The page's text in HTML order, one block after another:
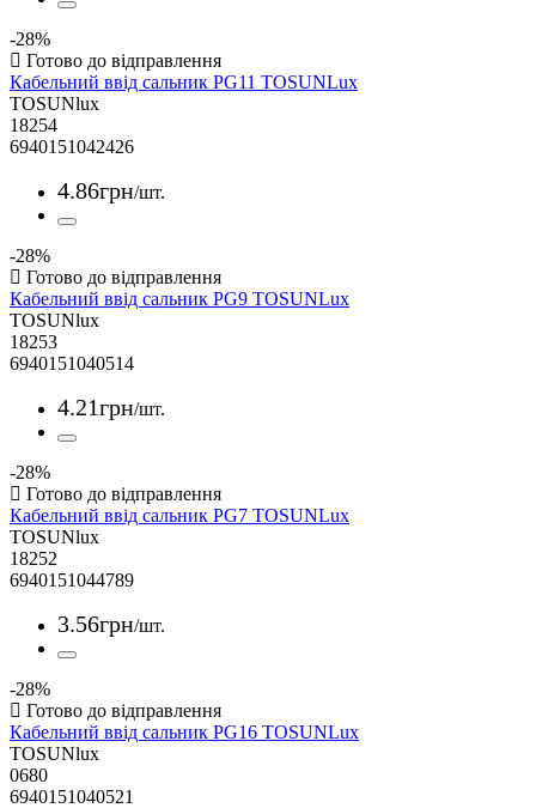
-28%
Кабельний ввід сальник PG11 TOSUNLux
TOSUNlux
18254
6940151042426
4.86грн/шт.
-28%
Кабельний ввід сальник PG9 TOSUNLux
TOSUNlux
18253
6940151040514
4.21грн/шт.
-28%
Кабельний ввід сальник PG7 TOSUNLux
TOSUNlux
18252
6940151044789
3.56грн/шт.
-28%
Кабельний ввід сальник PG16 TOSUNLux
TOSUNlux
0680
6940151040521